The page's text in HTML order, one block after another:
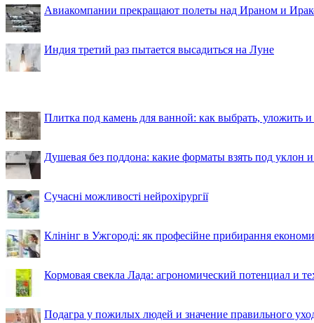
Авиакомпании прекращают полеты над Ираном и
Индия третий раз пытается высадиться на Луне
Плитка под камень для ванной: как выбрать, уложить
Душевая без поддона: какие форматы взять под уклон
Сучасні можливості нейрохірургії
Клінінг в Ужгороді: як професійне прибирання
Кормовая свекла Лада: агрономический потенциал и
Подагра у пожилых людей и значение правильного